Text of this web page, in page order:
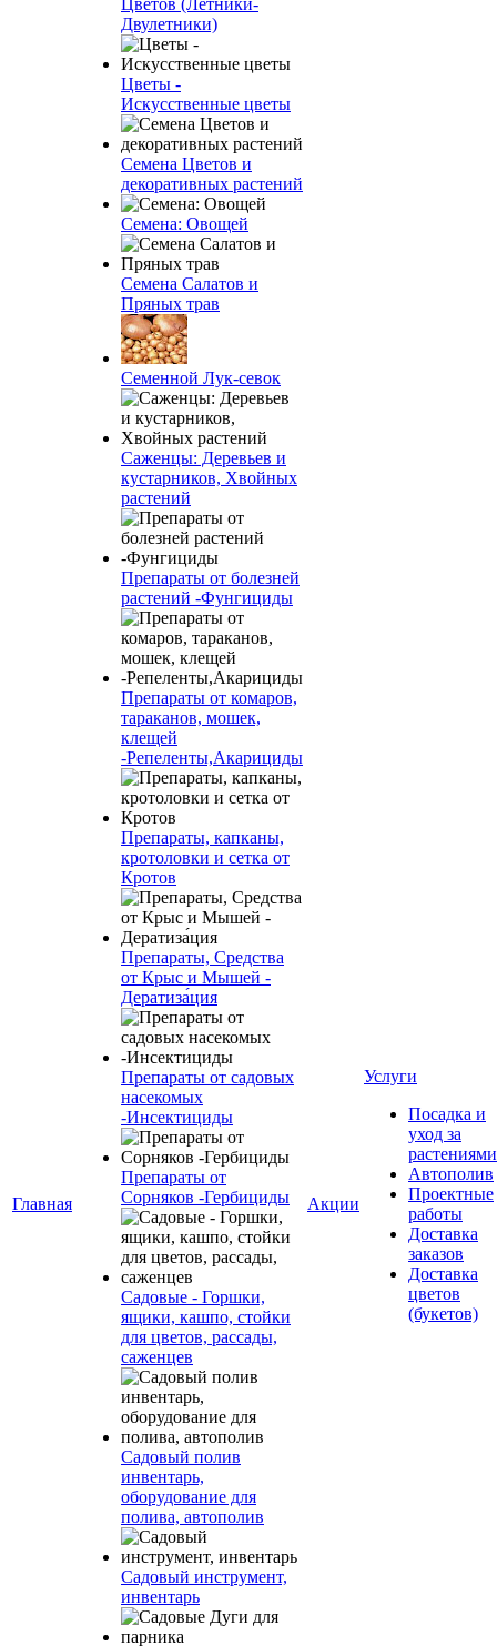
Главная
Цветов (Летники-
Двулетники)
Цветы -
Искусственные цветы
Семена Цветов и
декоративных растений
Семена: Овощей
Семена Салатов и
Пряных трав
Семенной Лук-севок
Саженцы: Деревьев и
кустарников, Хвойных
растений
Препараты от болезней
растений -Фунгициды
Препараты от комаров,
тараканов, мошек,
клещей
-Репеленты,Акарициды
Препараты, капканы,
кротоловки и сетка от
Кротов
Препараты, Средства
от Крыс и Мышей -
Дератиза́ция
Препараты от садовых
насекомых
-Инсектициды
Препараты от
Сорняков -Гербициды
Садовые - Горшки,
ящики, кашпо, стойки
для цветов, рассады,
саженцев
Садовый полив
инвентарь,
оборудование для
полива, автополив
Садовый инструмент,
инвентарь
Акции
Услуги
Посадка и
уход за
растениями
Автополив
Проектные
работы
Доставка
заказов
Доставка
цветов
(букетов)